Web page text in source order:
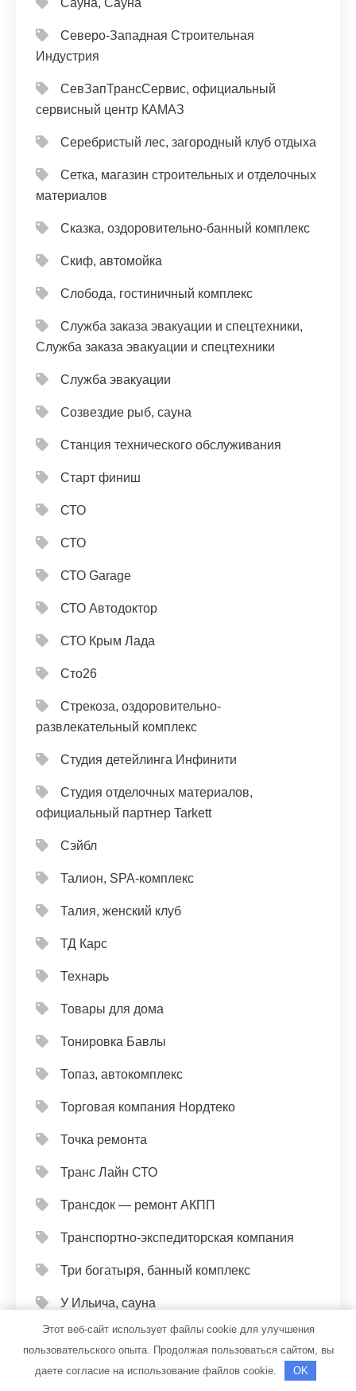
Сауна, Сауна
Северо-Западная Строительная
Индустрия
СевЗапТрансСервис, официальный
сервисный центр КАМАЗ
Серебристый лес, загородный клуб отдыха
Сетка, магазин строительных и отделочных
материалов
Сказка, оздоровительно-банный комплекс
Скиф, автомойка
Слобода, гостиничный комплекс
Служба заказа эвакуации и спецтехники,
Служба заказа эвакуации и спецтехники
Служба эвакуации
Созвездие рыб, сауна
Станция технического обслуживания
Старт финиш
СТО
СТО
СТО Garage
СТО Автодоктор
СТО Крым Лада
Сто26
Стрекоза, оздоровительно-
развлекательный комплекс
Студия детейлинга Инфинити
Студия отделочных материалов,
официальный партнер Tarkett
Сэйбл
Талион, SPA-комплекс
Талия, женский клуб
ТД Карс
Технарь
Товары для дома
Тонировка Бавлы
Топаз, автокомплекс
Торговая компания Нордтеко
Точка ремонта
Транс Лайн СТО
Трансдок — ремонт АКПП
Транспортно-экспедиторская компания
Три богатыря, банный комплекс
У Ильича, сауна
У Лёхи, гостиничный комплекс
У Олега, автомойка
Этот веб-сайт использует файлы cookie для улучшения
пользовательского опыта. Продолжая пользоваться сайтом, вы
даете согласие на использование файлов cookie.
OK